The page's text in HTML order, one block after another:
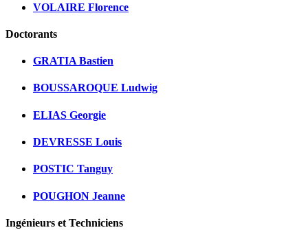
VOLAIRE Florence
Doctorants
GRATIA Bastien
BOUSSAROQUE Ludwig
ELIAS Georgie
DEVRESSE Louis
POSTIC Tanguy
POUGHON Jeanne
Ingénieurs et Techniciens